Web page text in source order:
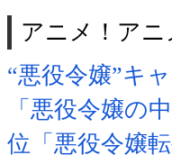
アニメ！アニ
“悪役令嬢”キ
「悪役令嬢の
位「悪役令嬢